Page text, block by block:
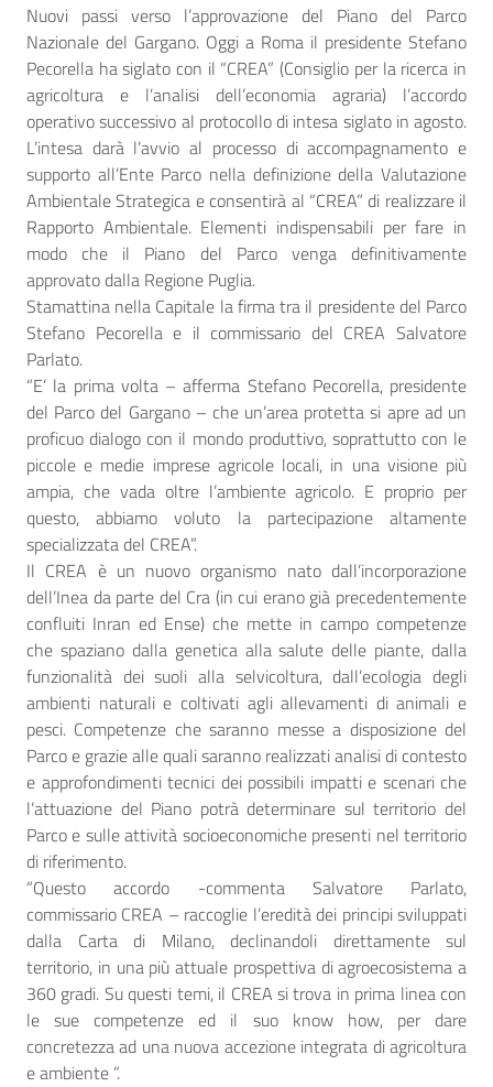
Nuovi passi verso l’approvazione del Piano del Parco
Nazionale del Gargano. Oggi a Roma il presidente Stefano
Pecorella ha siglato con il “CREA” (Consiglio per la ricerca in
agricoltura e l’analisi dell’economia agraria) l’accordo
operativo successivo al protocollo di intesa siglato in agosto.
L’intesa darà l’avvio al processo di accompagnamento e
supporto all’Ente Parco nella definizione della Valutazione
Ambientale Strategica e consentirà al “CREA” di realizzare il
Rapporto Ambientale. Elementi indispensabili per fare in
modo che il Piano del Parco venga definitivamente
approvato dalla Regione Puglia.
Stamattina nella Capitale la firma tra il presidente del Parco
Stefano Pecorella e il commissario del CREA Salvatore
Parlato.
“E’ la prima volta – afferma Stefano Pecorella, presidente
del Parco del Gargano – che un’area protetta si apre ad un
proficuo dialogo con il mondo produttivo, soprattutto con le
piccole e medie imprese agricole locali, in una visione più
ampia, che vada oltre l’ambiente agricolo. E proprio per
questo, abbiamo voluto la partecipazione altamente
specializzata del CREA”.
Il CREA è un nuovo organismo nato dall’incorporazione
dell’Inea da parte del Cra (in cui erano già precedentemente
confluiti Inran ed Ense) che mette in campo competenze
che spaziano dalla genetica alla salute delle piante, dalla
funzionalità dei suoli alla selvicoltura, dall’ecologia degli
ambienti naturali e coltivati agli allevamenti di animali e
pesci. Competenze che saranno messe a disposizione del
Parco e grazie alle quali saranno realizzati analisi di contesto
e approfondimenti tecnici dei possibili impatti e scenari che
l’attuazione del Piano potrà determinare sul territorio del
Parco e sulle attività socioeconomiche presenti nel territorio
di riferimento.
“Questo accordo -commenta Salvatore Parlato,
commissario CREA – raccoglie l’eredità dei principi sviluppati
dalla Carta di Milano, declinandoli direttamente sul
territorio, in una più attuale prospettiva di agroecosistema a
360 gradi. Su questi temi, il CREA si trova in prima linea con
le sue competenze ed il suo know how, per dare
concretezza ad una nuova accezione integrata di agricoltura
e ambiente ”.